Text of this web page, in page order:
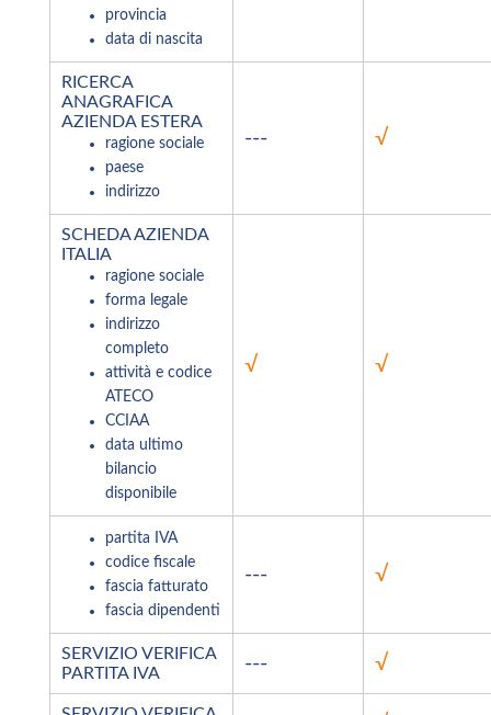
provincia
data di nascita
RICERCA
ANAGRAFICA
AZIENDA ESTERA
ragione sociale
paese
indirizzo
--- √
SCHEDA AZIENDA
ITALIA
ragione sociale
forma legale
indirizzo
completo
attività e codice
ATECO
CCIAA
data ultimo
bilancio
disponibile
√ √
partita IVA
codice fiscale
fascia fatturato
fascia dipendenti
--- √
SERVIZIO VERIFICA
PARTITA IVA
--- √